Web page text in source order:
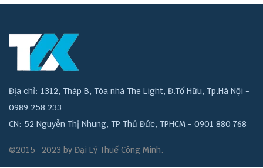
Địa chỉ: 1312, Tháp B, Tòa nhà The Light, Đ.Tố Hữu, Tp.Hà Nội -
0989 258 233
CN: 52 Nguyễn Thị Nhung, TP Thủ Đức, TPHCM - 0901 880 768
©2015- 2023 by Đại Lý Thuế Công Minh.